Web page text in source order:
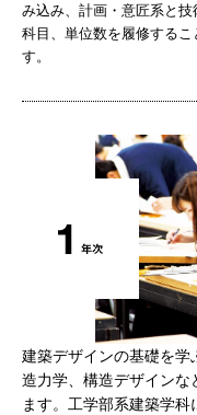
み込み、計画・意匠系と
科目、単位数を履修する
す。
建築デザインの基礎を学
造力学、構造デザインな
ます。工学部系建築学